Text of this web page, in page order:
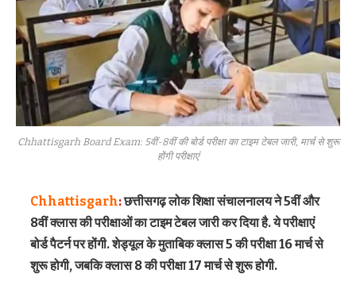
Chhattisgarh Board Exam: 5वीं-8वीं की बोर्ड परीक्षा का टाइम टेबल जारी, मार्च से शुरू
होंगी परीक्षाएं
Chhattisgarh:छत्तीसगढ़ लोक शिक्षा संचालनालय ने 5वीं और
8वीं क्लास की परीक्षाओं का टाइम टेबल जारी कर दिया है. ये परीक्षाएं
बोर्ड पैटर्न पर होंगी. शेड्यूल के मुताबिक क्लास 5 की परीक्षा 16 मार्च से
शुरू होगी, जबकि क्लास 8 की परीक्षा 17 मार्च से शुरू होगी.